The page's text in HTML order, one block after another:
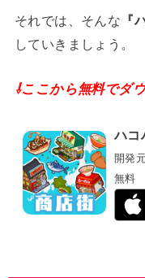
それでは、そんな 『
していきましょう。
⇩ここから無料でダ
ハコ
開発
無料